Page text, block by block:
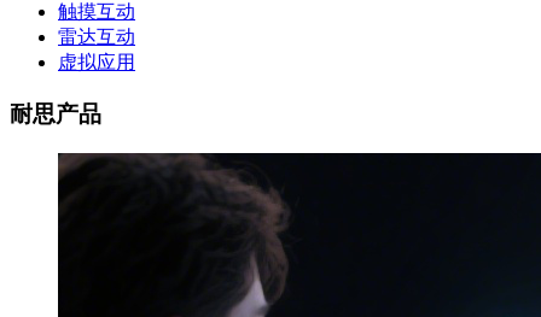
触摸互动
雷达互动
虚拟应用
耐思产品